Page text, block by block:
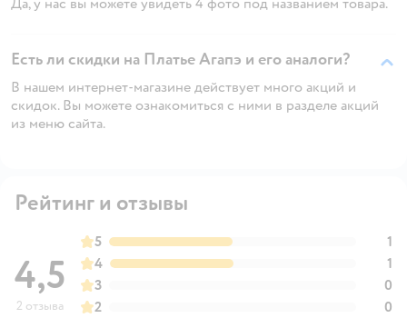
Есть ли скидки на Платье Агапэ и его аналоги?
В нашем интернет-магазине действует много акций и
скидок. Вы можете ознакомиться с ними в разделе акций
из меню сайта.
Рейтинг и отзывы
4,5
2 отзыва
5
1
4
1
3
0
2
0